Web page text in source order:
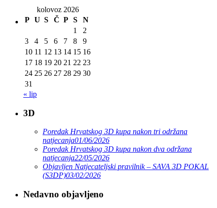
kolovoz 2026
P U S Č P S
N
1
2
3
4 5 6 7 8
9
10 11 12 13 14 15 16
17 18 19 20 21 22 23
24 25 26 27 28 29 30
31
« lip
3D
Poredak Hrvatskog 3D kupa nakon tri održana
natjecanja01/06/2026
Poredak Hrvatskog 3D kupa nakon dva održana
natjecanja22/05/2026
Objavljen Natjecateljski pravilnik – SAVA 3D POKAL
(S3DP)03/02/2026
Nedavno objavljeno